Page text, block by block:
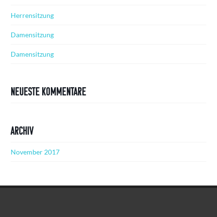
Herrensitzung
Damensitzung
Damensitzung
Neueste Kommentare
Archiv
November 2017